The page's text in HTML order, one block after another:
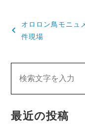
稿
ビ
ゲ
ー
オロロン鳥モニ
件現場
最近の投稿